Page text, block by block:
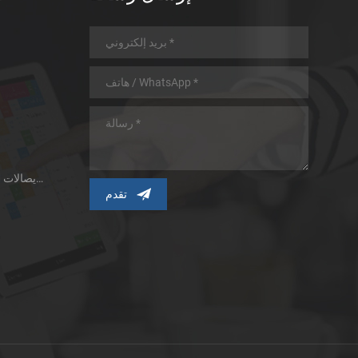
طابعة الإيصالات الحرارية ذات اللوحة الصغيرة